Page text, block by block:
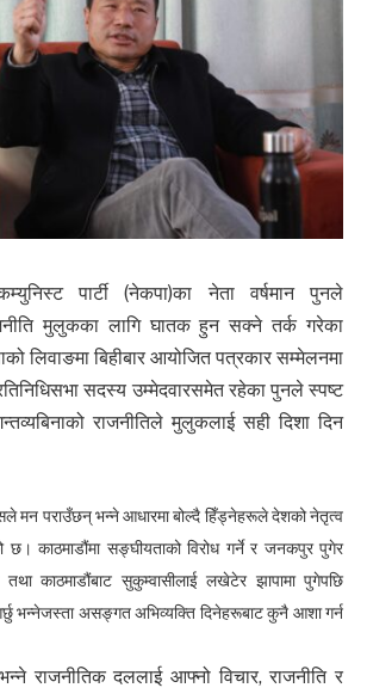
पार्टी (नेकपा)का नेता वर्षमान पुनले
मुलुकका लागि घातक हुन सक्ने तर्क गरेका
लिवाङमा बिहीबार आयोजित पत्रकार सम्मेलनमा
सदस्य उम्मेदवारसमेत रहेका पुनले स्पष्ट
राजनीतिले मुलुकलाई सही दिशा दिन
मन पराउँछन् भन्ने आधारमा बोल्दै हिँड्नेहरूले देशको नेतृत्व
काठमाडौंमा सङ्घीयताको विरोध गर्ने र जनकपुर पुगेर
काठमाडौंबाट सुकुम्वासीलाई लखेटेर झापामा पुगेपछि
भन्नेजस्ता असङ्गत अभिव्यक्ति दिनेहरूबाट कुनै आशा गर्न
राजनीतिक दललाई आफ्नो विचार, राजनीति र